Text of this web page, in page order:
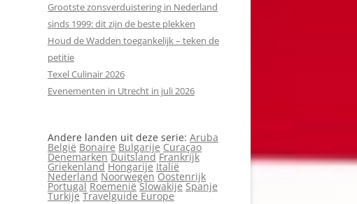
Grootste zonsverduistering in Nederland
sinds 1999: dit zijn de beste plekken
Houd de Wadden toegankelijk – teken de
petitie
Texel Culinair 2026
Evenementen in Utrecht in juli 2026
Andere landen uit deze serie: Aruba
België Bonaire Bulgarije Curaçao
Denemarken Duitsland Frankrijk
Griekenland Hongarije Italië
Nederland Noorwegen Oostenrijk
Portugal Roemenië Slowakije Spanje
Turkije Travelguide Europe